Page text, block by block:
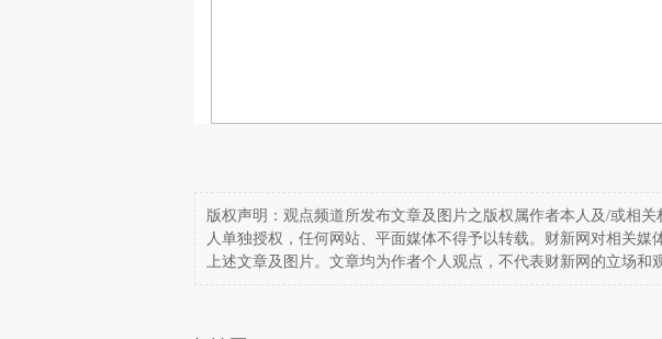
版权声明：观点频道所发布文章及图片之版权属作者本人及/或相
人单独授权，任何网站、平面媒体不得予以转载。财新网对相关媒
上述文章及图片。文章均为作者个人观点，不代表财新网的立场和